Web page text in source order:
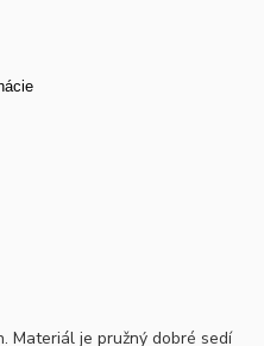
Materiál je pružný dobré sedí